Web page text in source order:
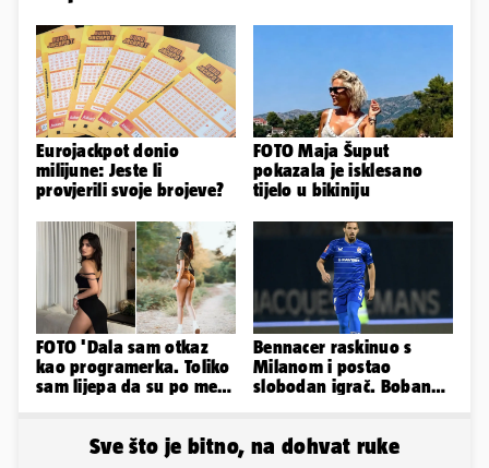
Eurojackpot donio
milijune: Jeste li
provjerili svoje brojeve?
FOTO Maja Šuput
pokazala je isklesano
tijelo u bikiniju
FOTO 'Dala sam otkaz
kao programerka. Toliko
sam lijepa da su po meni
Bennacer raskinuo s
Milanom i postao
slobodan igrač. Boban
Sve što je bitno, na dohvat ruke